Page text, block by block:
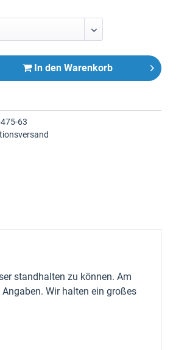
In den Warenkorb
63
standhalten zu können. Am
Wir halten ein großes